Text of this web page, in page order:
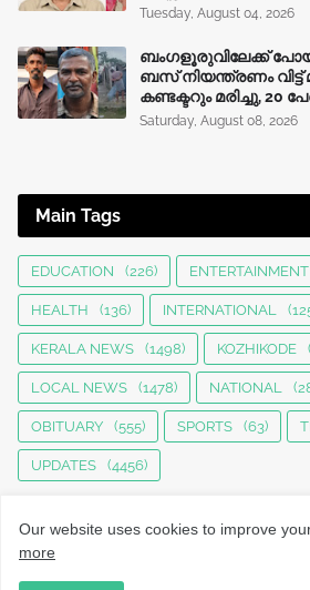
Tuesday, August 04, 2026
ബംഗളൂരുവിലേക്ക്
ബസ് നിയന്ത്രണം
കണ്ടക്ടറും മരിച്ചു, 20
Saturday, August 08, 2026
Main Tags
EDUCATION (226) ENTERTAINMENT
HEALTH (136) INTERNATIONAL
KERALA NEWS (1498) KOZHIKODE
LOCAL NEWS (1478) NATIONAL
OBITUARY (555) SPORTS (63)
UPDATES (4456)
Our website uses cookies to improve
more